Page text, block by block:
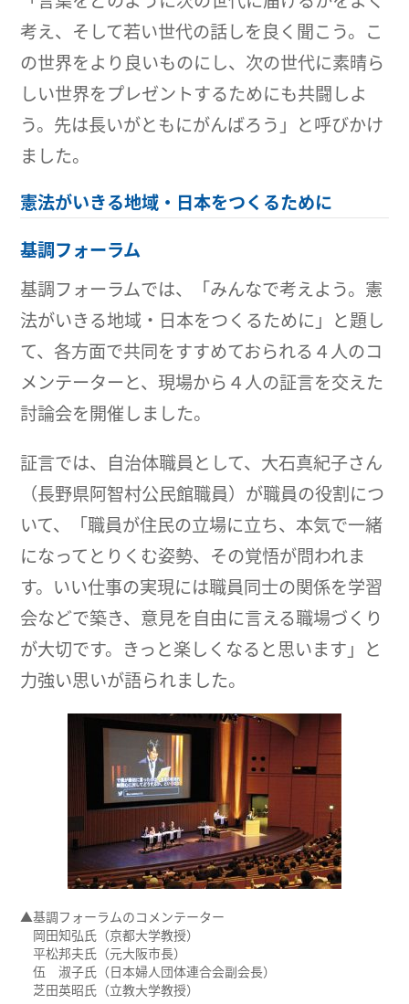
考え、そして若い世代の話しを良く聞こう。こ
の世界をより良いものにし、次の世代に素晴ら
しい世界をプレゼントするためにも共闘しよ
う。先は長いがともにがんばろう」と呼びかけ
ました。
憲法がいきる地域・日本をつくるために
基調フォーラム
基調フォーラムでは、「みんなで考えよう。憲
法がいきる地域・日本をつくるために」と題し
て、各方面で共同をすすめておられる４人のコ
メンテーターと、現場から４人の証言を交えた
討論会を開催しました。
証言では、自治体職員として、大石真紀子さん
（長野県阿智村公民館職員）が職員の役割につ
いて、「職員が住民の立場に立ち、本気で一緒
になってとりくむ姿勢、その覚悟が問われま
す。いい仕事の実現には職員同士の関係を学習
会などで築き、意見を自由に言える職場づくり
が大切です。きっと楽しくなると思います」と
力強い思いが語られました。
▲基調フォーラムのコメンテーター
岡田知弘氏（京都大学教授）
平松邦夫氏（元大阪市長）
伍 淑子氏（日本婦人団体連合会副会長）
芝田英昭氏（立教大学教授）